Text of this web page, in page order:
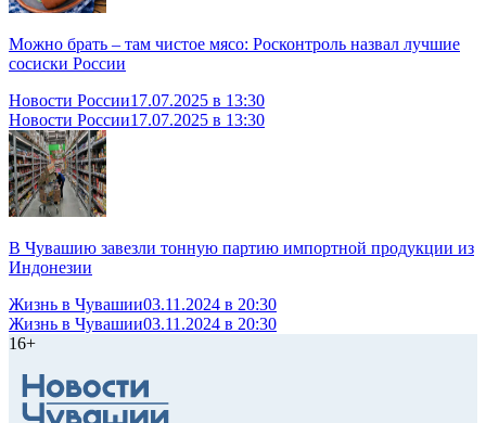
Можно брать – там чистое мясо: Росконтроль назвал лучшие
сосиски России
Новости России17.07.2025 в 13:30
Новости России17.07.2025 в 13:30
В Чувашию завезли тонную партию импортной продукции из
Индонезии
Жизнь в Чувашии03.11.2024 в 20:30
Жизнь в Чувашии03.11.2024 в 20:30
16+